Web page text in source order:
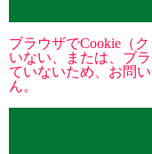
ブラウザでCookie（
いない、または、ブ
ていないため、お問
ん。